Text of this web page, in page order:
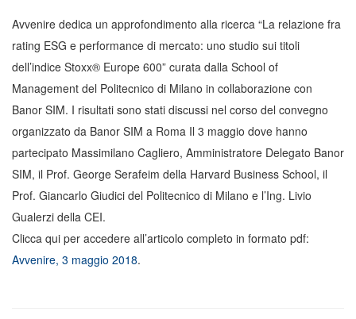
Avvenire dedica un approfondimento alla ricerca “La relazione fra
rating ESG e performance di mercato: uno studio sui titoli
dell’indice Stoxx® Europe 600” curata dalla School of
Management del Politecnico di Milano in collaborazione con
Banor SIM. I risultati sono stati discussi nel corso del convegno
organizzato da Banor SIM a Roma Il 3 maggio dove hanno
partecipato Massimilano Cagliero, Amministratore Delegato Banor
SIM, il Prof. George Serafeim della Harvard Business School, il
Prof. Giancarlo Giudici del Politecnico di Milano e l’Ing. Livio
Gualerzi della CEI.
Clicca qui per accedere all’articolo completo in formato pdf:
Avvenire, 3 maggio 2018.